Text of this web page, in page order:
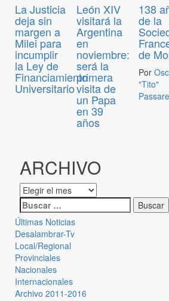
La Justicia
deja sin
margen a
Milei para
incumplir
la Ley de
Financiamiento
Universitario
León XIV
visitará la
Argentina
en
noviembre:
será la
primera
visita de
un Papa
en 39
años
138
de la
de
Por
"Tito"
ARCHIVO
Últimas Noticias
Desalambrar-Tv
Local/Regional
Provinciales
Nacionales
Internacionales
Archivo 2011-2016